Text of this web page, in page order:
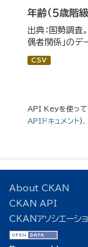
年齢（５歳階
出典：国勢調査
偶者関係」のデ
CSV
API Keyを使って
APIドキュメント).
About CKAN
CKAN API
CKANアソシエーシ